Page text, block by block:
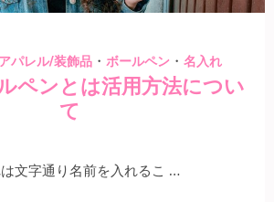
パレル/装飾品 ・ ボールペン ・ 名入れ
ペンとは活用方法につい
て
文字通り名前を入れるこ …